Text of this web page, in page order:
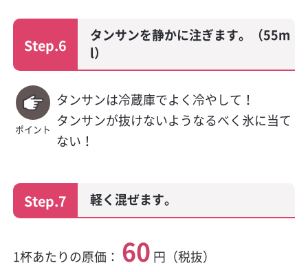
Step.6
タンサンを静かに注ぎます。（55m
l）
ポイント
タンサンは冷蔵庫でよく冷やして！
タンサンが抜けないようなるべく氷に当て
ない！
Step.7 軽く混ぜます。
1杯あたりの原価： 60 円（税抜）